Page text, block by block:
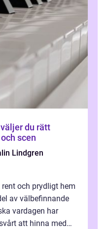
scen
Lindgren
och prydligt hem
av välbefinnande
vardagen har
att hinna med